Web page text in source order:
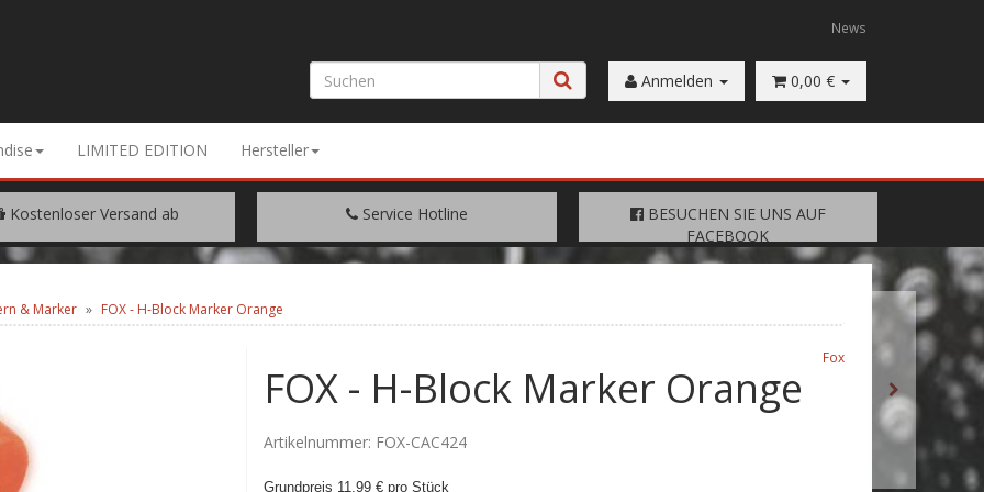
News
Anmelden 0,00 €
LIMITED EDITION Hersteller
Kostenloser Versand ab
WARENWERT VON € 200.- Service Hotline
+49 (0) 9429/948344
BESUCHEN SIE UNS AUF
FACEBOOK
BESUCHEN SIE UNS AUF
FACEBOOK
& Marker FOX - H-Block Marker Orange
Fox
FOX - H-Block Marker Orange
Artikelnummer: FOX-CAC424
Grundpreis 11,99 € pro Stück